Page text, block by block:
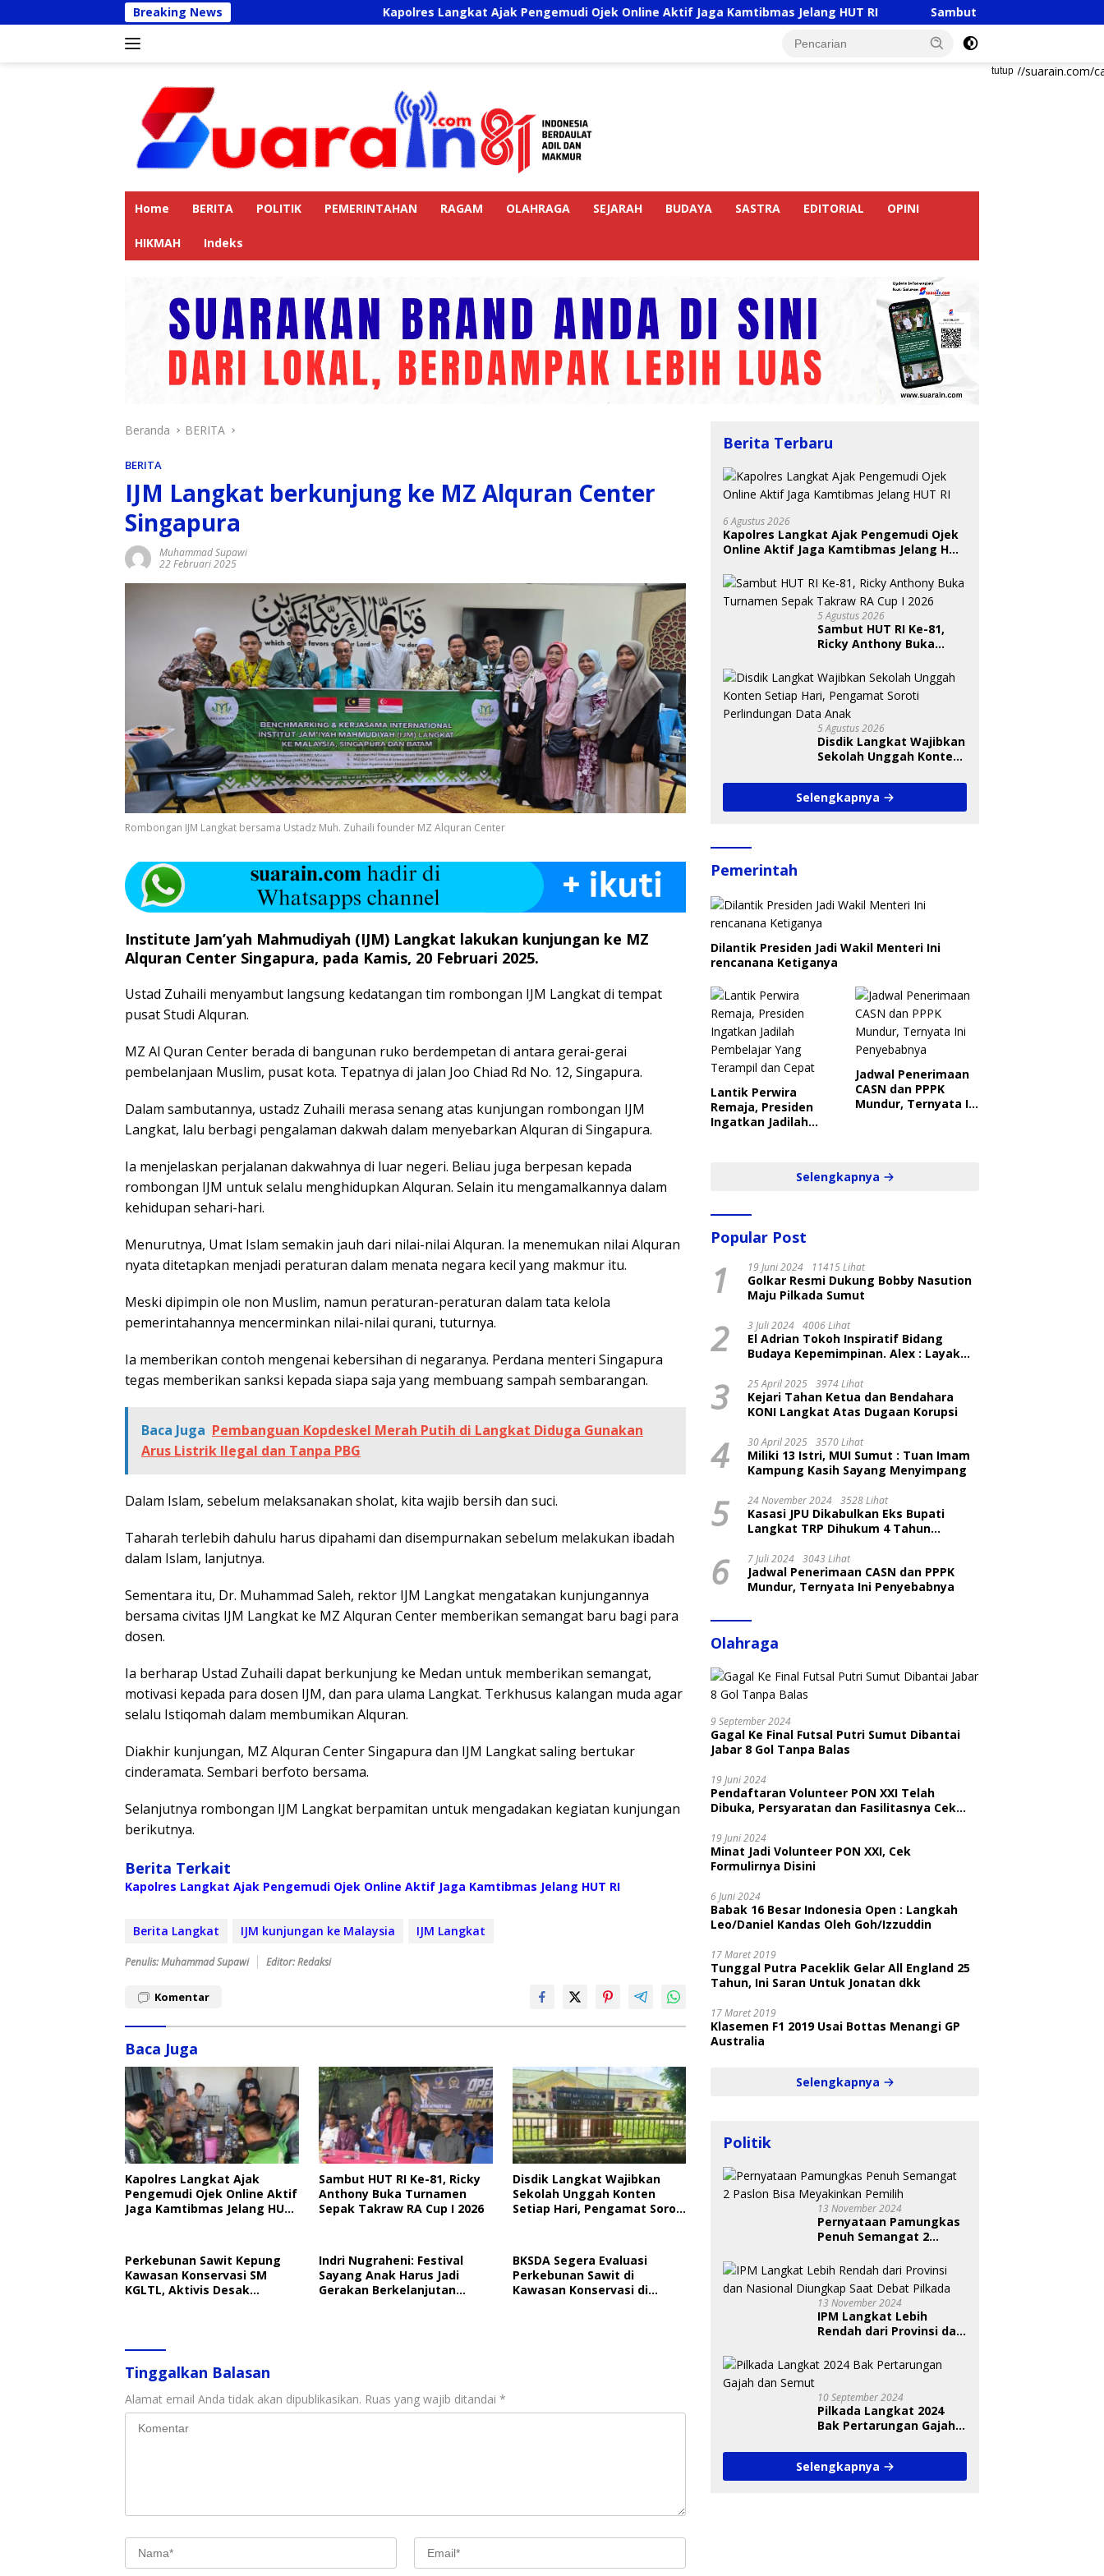
ke
Breaking News Kapolres Langkat Ajak Pengemudi Ojek Online Aktif Jaga Kamtibmas Jelang HUT RI Sambut HUT RI Ke-81, Ricky Anthony Buka
tutup
https://suarain.com/
Home BERITA POLITIK PEMERINTAHAN RAGAM OLAHRAGA SEJARAH BUDAYA SASTRA EDITORIAL OPINI
HIKMAH Indeks
Beranda BERITA
BERITA
IJM Langkat berkunjung ke MZ Alquran Center
Singapura
Muhammad Supawi
22 Februari 2025
Rombongan IJM Langkat bersama Ustadz Muh. Zuhaili founder MZ Alquran Center
Institute Jam’yah Mahmudiyah (IJM) Langkat lakukan kunjungan ke MZ
Alquran Center Singapura, pada Kamis, 20 Februari 2025.
Ustad Zuhaili menyambut langsung kedatangan tim rombongan IJM Langkat di tempat
pusat Studi Alquran.
MZ Al Quran Center berada di bangunan ruko berdempetan di antara gerai-gerai
pembelanjaan Muslim, pusat kota. Tepatnya di jalan Joo Chiad Rd No. 12, Singapura.
Dalam sambutannya, ustadz Zuhaili merasa senang atas kunjungan rombongan IJM
Langkat, lalu berbagi pengalaman dakwah dalam menyebarkan Alquran di Singapura.
Ia menjelaskan perjalanan dakwahnya di luar negeri. Beliau juga berpesan kepada
rombongan IJM untuk selalu menghidupkan Alquran. Selain itu mengamalkannya dalam
kehidupan sehari-hari.
Menurutnya, Umat Islam semakin jauh dari nilai-nilai Alquran. Ia menemukan nilai Alquran
nyata ditetapkan menjadi peraturan dalam menata negara kecil yang makmur itu.
Meski dipimpin ole non Muslim, namun peraturan-peraturan dalam tata kelola
pemerintahannya mencerminkan nilai-nilai qurani, tuturnya.
Ia memberikan contoh mengenai kebersihan di negaranya. Perdana menteri Singapura
tegas memberikan sanksi kepada siapa saja yang membuang sampah sembarangan.
Baca Juga Pembanguan Kopdeskel Merah Putih di Langkat Diduga Gunakan
Arus Listrik Ilegal dan Tanpa PBG
Dalam Islam, sebelum melaksanakan sholat, kita wajib bersih dan suci.
Taharah terlebih dahulu harus dipahami dan disempurnakan sebelum melakukan ibadah
dalam Islam, lanjutnya.
Sementara itu, Dr. Muhammad Saleh, rektor IJM Langkat mengatakan kunjungannya
bersama civitas IJM Langkat ke MZ Alquran Center memberikan semangat baru bagi para
dosen.
Ia berharap Ustad Zuhaili dapat berkunjung ke Medan untuk memberikan semangat,
motivasi kepada para dosen IJM, dan para ulama Langkat. Terkhusus kalangan muda agar
selalu Istiqomah dalam membumikan Alquran.
Diakhir kunjungan, MZ Alquran Center Singapura dan IJM Langkat saling bertukar
cinderamata. Sembari berfoto bersama.
Selanjutnya rombongan IJM Langkat berpamitan untuk mengadakan kegiatan kunjungan
berikutnya.
Berita Terkait
Kapolres Langkat Ajak Pengemudi Ojek Online Aktif Jaga Kamtibmas Jelang HUT RI
Berita Langkat IJM kunjungan ke Malaysia IJM Langkat
Penulis: Muhammad Supawi Editor: Redaksi
Komentar
Baca Juga
Kapolres Langkat Ajak
Pengemudi Ojek Online Aktif
Jaga Kamtibmas Jelang HUT
Sambut HUT RI Ke-81, Ricky
Anthony Buka Turnamen
Sepak Takraw RA Cup I 2026
Disdik Langkat Wajibkan
Sekolah Unggah Konten
Setiap Hari, Pengamat Soroti
Perkebunan Sawit Kepung
Kawasan Konservasi SM
KGLTL, Aktivis Desak
Indri Nugraheni: Festival
Sayang Anak Harus Jadi
Gerakan Berkelanjutan
BKSDA Segera Evaluasi
Perkebunan Sawit di
Kawasan Konservasi di
Tinggalkan Balasan
Alamat email Anda tidak akan dipublikasikan. Ruas yang wajib ditandai *
Berita Terbaru
6 Agustus 2026
Kapolres Langkat Ajak Pengemudi Ojek
Online Aktif Jaga Kamtibmas Jelang HUT
5 Agustus 2026
Sambut HUT RI Ke-81,
Ricky Anthony Buka
Takraw RA Cup I 2026
5 Agustus 2026
Disdik Langkat Wajibkan
Sekolah Unggah Konten
Soroti Perlindungan
Data Anak
Selengkapnya
Pemerintah
Dilantik Presiden Jadi Wakil Menteri Ini
rencanana Ketiganya
Lantik Perwira
Remaja, Presiden
Ingatkan Jadilah
Jadwal Penerimaan
CASN dan PPPK
Mundur, Ternyata Ini
Selengkapnya
Popular Post
1 19 Juni 2024 11415 Lihat
Golkar Resmi Dukung Bobby Nasution
Maju Pilkada Sumut
2 3 Juli 2024 4006 Lihat
El Adrian Tokoh Inspiratif Bidang
Budaya Kepemimpinan. Alex : Layak
3 25 April 2025 3974 Lihat
Kejari Tahan Ketua dan Bendahara
KONI Langkat Atas Dugaan Korupsi
4 30 April 2025 3570 Lihat
Miliki 13 Istri, MUI Sumut : Tuan Imam
Kampung Kasih Sayang Menyimpang
5 24 November 2024 3528 Lihat
Kasasi JPU Dikabulkan Eks Bupati
Langkat TRP Dihukum 4 Tahun
6 7 Juli 2024 3043 Lihat
Jadwal Penerimaan CASN dan PPPK
Mundur, Ternyata Ini Penyebabnya
Olahraga
9 September 2024
Gagal Ke Final Futsal Putri Sumut Dibantai
Jabar 8 Gol Tanpa Balas
19 Juni 2024
Pendaftaran Volunteer PON XXI Telah
Dibuka, Persyaratan dan Fasilitasnya Cek
19 Juni 2024
Minat Jadi Volunteer PON XXI, Cek
Formulirnya Disini
6 Juni 2024
Babak 16 Besar Indonesia Open : Langkah
Leo/Daniel Kandas Oleh Goh/Izzuddin
17 Maret 2019
Tunggal Putra Paceklik Gelar All England 25
Tahun, Ini Saran Untuk Jonatan dkk
17 Maret 2019
Klasemen F1 2019 Usai Bottas Menangi GP
Australia
Selengkapnya
Politik
13 November 2024
Pernyataan Pamungkas
Penuh Semangat 2
Pemilih
13 November 2024
IPM Langkat Lebih
Rendah dari Provinsi dan
Debat Pilkada
10 September 2024
Pilkada Langkat 2024
Bak Pertarungan Gajah
Selengkapnya